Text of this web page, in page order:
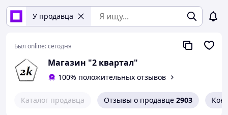
У продавца
Был online:сегодня
Магазин "2 квартал"
100% положительных отзывов
Каталог продавца Отзывы о продавце 2903